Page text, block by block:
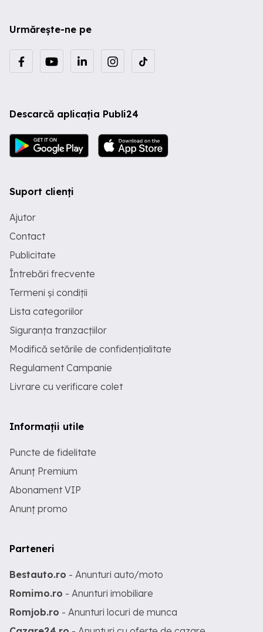
Urmărește-ne pe
Descarcă aplicația Publi24
Suport clienți
Ajutor
Contact
Publicitate
Întrebări frecvente
Termeni și condiții
Lista categoriilor
Siguranța tranzacțiilor
Modifică setările de confidențialitate
Regulament Campanie
Livrare cu verificare colet
Informații utile
Puncte de fidelitate
Anunț Premium
Abonament VIP
Anunț promo
Parteneri
Bestauto.ro - Anunturi auto/moto
Romimo.ro - Anunturi imobiliare
Romjob.ro - Anunturi locuri de munca